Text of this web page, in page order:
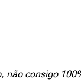
não consigo